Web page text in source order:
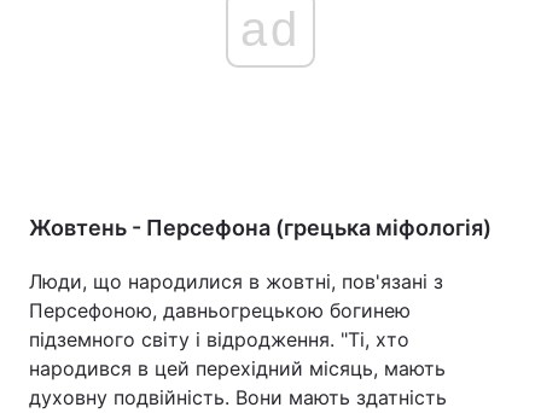
ad
Жовтень - Персефона (грецька міфологія)
Люди, що народилися в жовтні, пов'язані з
Персефоною, давньогрецькою богинею
підземного світу і відродження. "Ті, хто
народився в цей перехідний місяць, мають
духовну подвійність. Вони мають здатність